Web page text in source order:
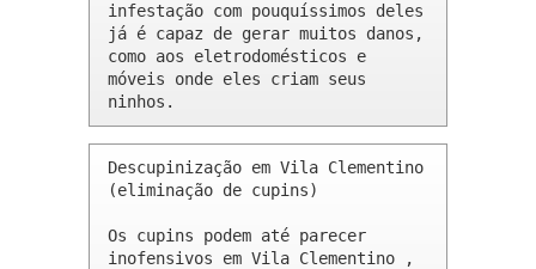
infestação com pouquíssimos deles
já é capaz de gerar muitos danos,
como aos eletrodomésticos e
móveis onde eles criam seus
ninhos.
Descupinização em Vila Clementino
(eliminação de cupins)
Os cupins podem até parecer
inofensivos em Vila Clementino ,